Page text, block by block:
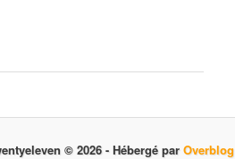
© 2026 - Hébergé par Overblog